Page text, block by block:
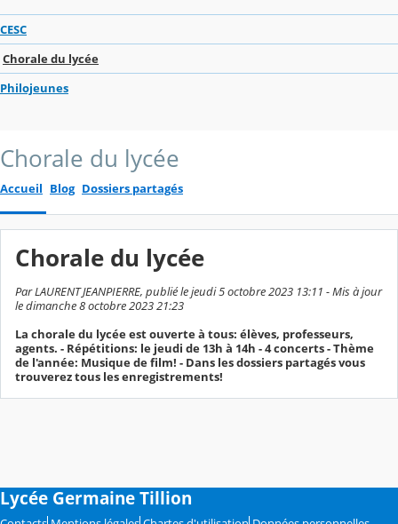
CESC
Chorale du lycée
Philojeunes
Chorale du lycée
Accueil Blog Dossiers partagés
Chorale du lycée
Par LAURENT JEANPIERRE, publié le jeudi 5 octobre 2023 13:11 - Mis à jour
le dimanche 8 octobre 2023 21:23
La chorale du lycée est ouverte à tous: élèves, professeurs,
agents. - Répétitions: le jeudi de 13h à 14h - 4 concerts - Thème
de l'année: Musique de film! - Dans les dossiers partagés vous
trouverez tous les enregistrements!
Lycée Germaine Tillion